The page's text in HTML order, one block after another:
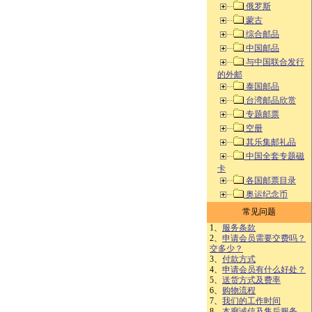
俄罗斯
蒙古
综合邮品
中国邮品
与中国联合发行
的外邮
泰国邮品
台湾邮品欣赏
专题邮票
空册
其乐集邮礼品
中国全套专题磁
卡
各国邮票目录
奥运纪念币
常见问题
1、 服务条款
2、 申请会员需要交费吗？
交多少？
3、 付款方式
4、 申请会员有什么好处？
5、 送货方式及费率
6、 购物流程
7、 我们的工作时间